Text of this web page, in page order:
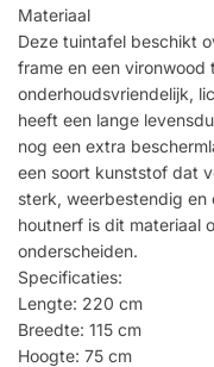
Materiaal
Deze tuintafel beschikt
frame en een vironwood
onderhoudsvriendelijk,
heeft een lange
nog een extra
een soort kunststof dat
sterk, weerbestendig en
houtnerf is dit materiaal
onderscheiden.
Specificaties:
Lengte: 220 cm
Breedte: 115 cm
Hoogte: 75 cm